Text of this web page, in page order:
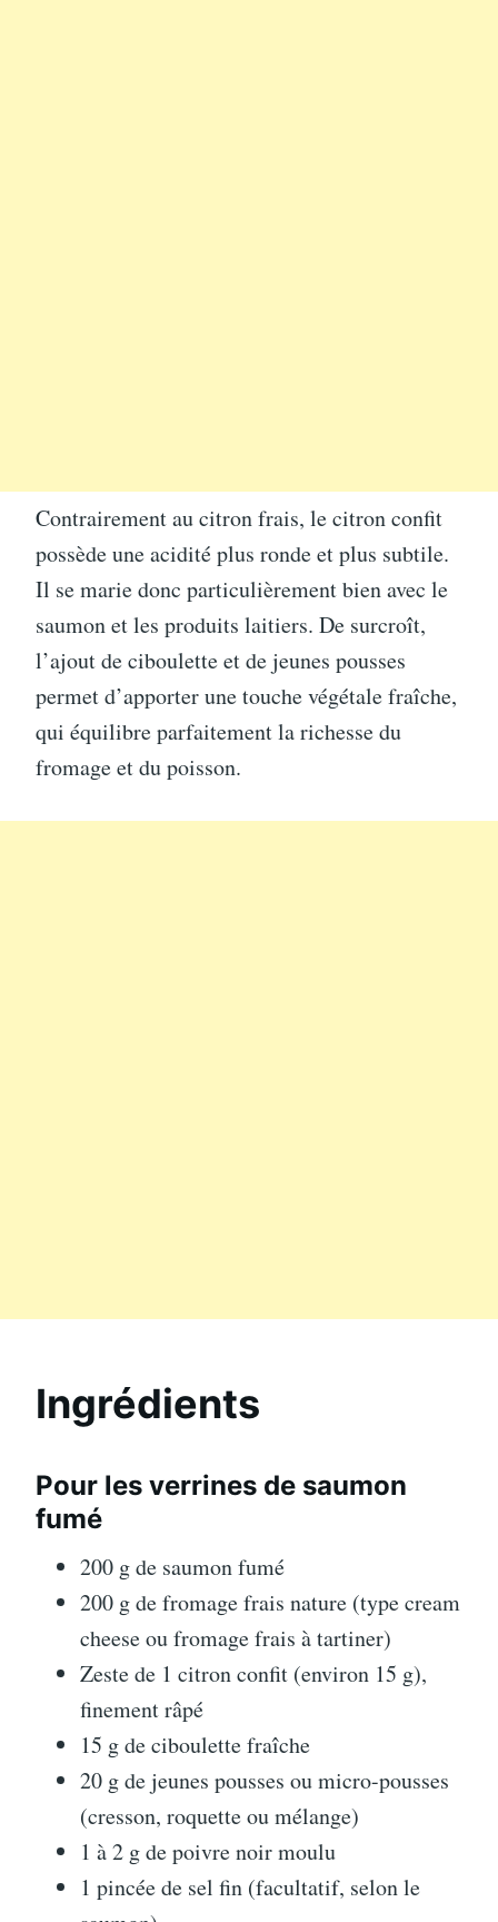
Contrairement au citron frais, le citron confit
possède une acidité plus ronde et plus subtile.
Il se marie donc particulièrement bien avec le
saumon et les produits laitiers. De surcroît,
l’ajout de ciboulette et de jeunes pousses
permet d’apporter une touche végétale fraîche,
qui équilibre parfaitement la richesse du
fromage et du poisson.
Ingrédients
Pour les verrines de saumon
fumé
200 g de saumon fumé
200 g de fromage frais nature (type cream
cheese ou fromage frais à tartiner)
Zeste de 1 citron confit (environ 15 g),
finement râpé
15 g de ciboulette fraîche
20 g de jeunes pousses ou micro-pousses
(cresson, roquette ou mélange)
1 à 2 g de poivre noir moulu
1 pincée de sel fin (facultatif, selon le